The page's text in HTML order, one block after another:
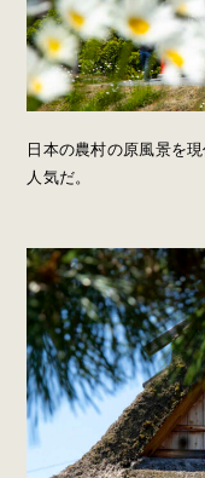
日本の農村の原風景を
人気だ。